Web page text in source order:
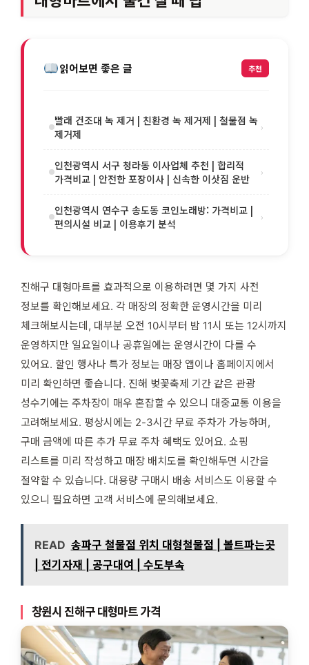
읽어보면 좋은 글 추천
빨래 건조대 녹 제거 | 친환경 녹 제거제 | 철물점 녹
제거제
›
인천광역시 서구 청라동 이사업체 추천 | 합리적
가격비교 | 안전한 포장이사 | 신속한 이삿짐 운반
›
인천광역시 연수구 송도동 코인노래방: 가격비교 |
편의시설 비교 | 이용후기 분석
›
진해구 대형마트를 효과적으로 이용하려면 몇 가지 사전
정보를 확인해보세요. 각 매장의 정확한 운영시간을 미리
체크해보시는데, 대부분 오전 10시부터 밤 11시 또는 12시까지
운영하지만 일요일이나 공휴일에는 운영시간이 다를 수
있어요. 할인 행사나 특가 정보는 매장 앱이나 홈페이지에서
미리 확인하면 좋습니다. 진해 벚꽃축제 기간 같은 관광
성수기에는 주차장이 매우 혼잡할 수 있으니 대중교통 이용을
고려해보세요. 평상시에는 2-3시간 무료 주차가 가능하며,
구매 금액에 따른 추가 무료 주차 혜택도 있어요. 쇼핑
리스트를 미리 작성하고 매장 배치도를 확인해두면 시간을
절약할 수 있습니다. 대용량 구매시 배송 서비스도 이용할 수
있으니 필요하면 고객 서비스에 문의해보세요.
READ 송파구 철물점 위치 대형철물점 | 볼트파는곳
| 전기자재 | 공구대여 | 수도부속
창원시 진해구 대형마트 가격